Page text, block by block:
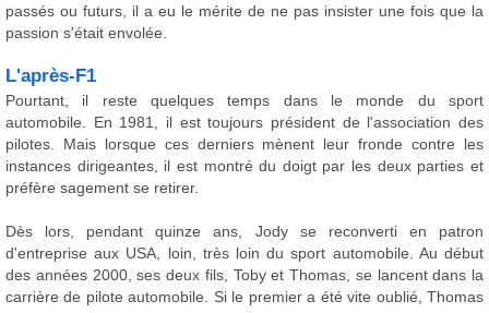
passés ou futurs, il a eu le mérite de ne pas insister une fois que la
passion s'était envolée.
L'après-F1
Pourtant, il reste quelques temps dans le monde du sport
automobile. En 1981, il est toujours président de l'association des
pilotes. Mais lorsque ces derniers mènent leur fronde contre les
instances dirigeantes, il est montré du doigt par les deux parties et
préfère sagement se retirer.
Dès lors, pendant quinze ans, Jody se reconverti en patron
d'entreprise aux USA, loin, très loin du sport automobile. Au début
des années 2000, ses deux fils, Toby et Thomas, se lancent dans la
carrière de pilote automobile. Si le premier a été vite oublié, Thomas